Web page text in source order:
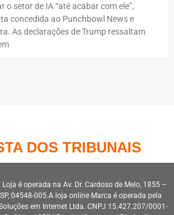
o setor de IA “até acabar com ele”,
concedida ao Punchbowl News e
As declarações de Trump ressaltam
DOS TRIBUNAIS
é operada na Av. Dr. Cardoso de Melo, 1855 –
04548-005.A loja online Marca é operada pela
em Internet Ltda. CNPJ 15.427.207/0001-